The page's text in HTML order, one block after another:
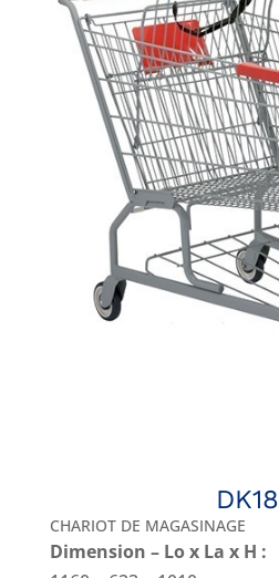
DK18
CHARIOT DE MAGASINAGE
Dimension – Lo x La x H :